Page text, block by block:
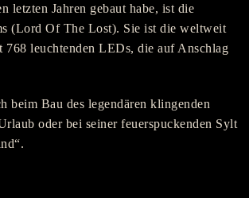
letzten Jahren gebaut habe, ist die
(Lord Of The Lost). Sie ist die weltweit
leuchtenden LEDs, die auf Anschlag
beim Bau des legendären klingenden
oder bei seiner feuerspuckenden Sylt